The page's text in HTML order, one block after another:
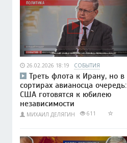
26.02.2026 18:19 СОБЫТИЯ
Треть флота к Ирану, но в
сортирах авианосца очередь:
США готовятся к юбилею
независимости
МИХАИЛ ДЕЛЯГИН 611